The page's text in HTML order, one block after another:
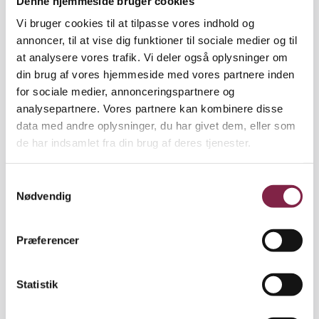
Vi bruger cookies til at tilpasse vores indhold og
annoncer, til at vise dig funktioner til sociale medier og til
at analysere vores trafik. Vi deler også oplysninger om
din brug af vores hjemmeside med vores partnere inden
for sociale medier, annonceringspartnere og
analysepartnere. Vores partnere kan kombinere disse
data med andre oplysninger, du har givet dem, eller som
de har indsamlet fra din brug af deres tjenester.
Nødvendig
Præferencer
Statistik
Tværtimod kunne vi godt undvære et af dem, vi har,
uden at forældrene ville reagere," siger Per Bent
Andersen.
Ideen til at lave en tilfredshedsundersøgelse
udspringer af refleksioner om kvalitet.
"Hvad er kvalitet i forhold til det, vi går og laver? Er
det kvalitet i forhold til, hvad samfundet vil have?
Sammen med forældrene i brugerrådet (SFO'en har
ingen forældrebestyrelse) er spørgeskemaet blevet
finpudset til at indkredse, hvad kvalitet i SFO'en er.
"Vi har haft drøftelser med forældrene om, hvilke
spørgsmål vi skulle stille. En af måderne, man